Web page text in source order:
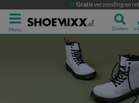
Gratisverzending en
Menu Zoeken